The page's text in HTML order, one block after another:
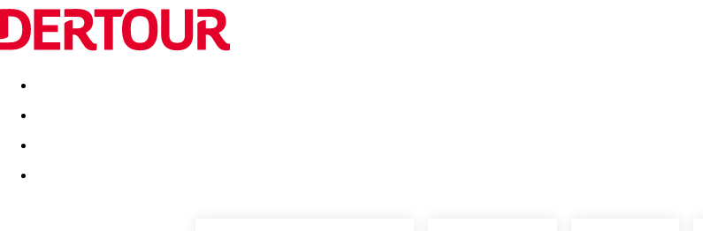
Destinatii Vacanta perfecta OFERTE DE NERATAT